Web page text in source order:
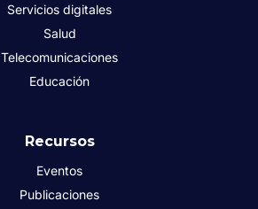
Servicios digitales
Salud
Telecomunicaciones
Educación
Recursos
Eventos
Publicaciones